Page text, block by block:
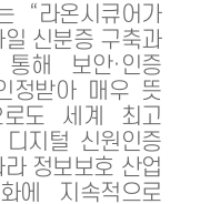
“라온시큐어가
신분증 구축과
해 보안·인증
정받아 매우 뜻
로도 세계 최고
지털 신원인증
정보보호 산업
에 지속적으로